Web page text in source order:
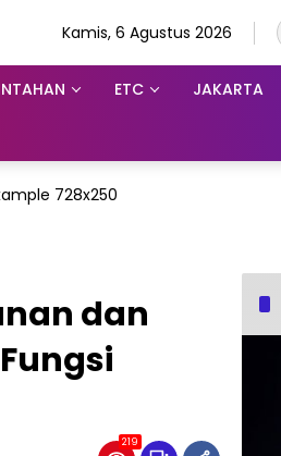
Kamis, 6 Agustus 2026
ETC JAKARTA
dan
219